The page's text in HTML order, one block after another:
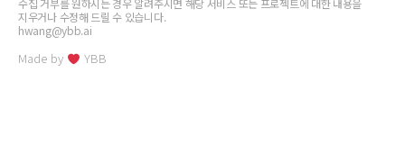
수집 거부를 원하시는 경우 알려주시면 해당 서비스 또는 프로젝트에 대한 내용을
지우거나 수정해 드릴 수 있습니다.
hwang@ybb.ai
Made by YBB